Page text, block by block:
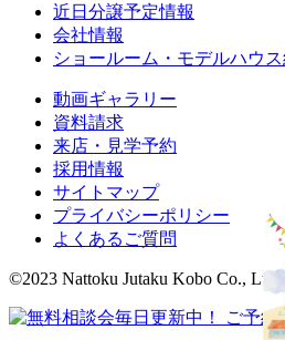
近日分譲予定情報
会社情報
ショールーム・モデルハウ
動画ギャラリー
資料請求
来店・見学予約
採用情報
サイトマップ
プライバシーポリシー
よくあるご質問
©2023 Nattoku Jutaku Kobo Co., Ltd.